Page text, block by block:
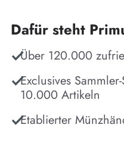
Dafür steht
Über 120.000
Exclusives
10.000 Artikeln
Etablierter